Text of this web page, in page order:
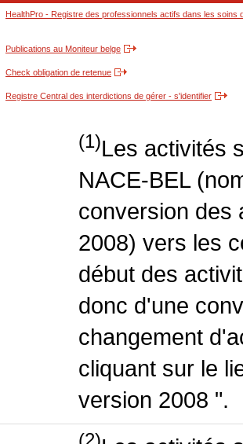
HealthPro - Registre des professionnels actifs dans les soins
Publications au Moniteur belge
Check obligation de retenue
Registre Central des interdictions de gérer - s'identifier
(1)Les activités
NACE-BEL
conversion des
2008) vers les
début des
donc d'une
changement
cliquant sur le
version 2008 ".